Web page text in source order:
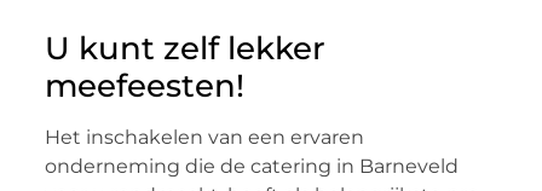
U kunt zelf lekker
meefeesten!
Het inschakelen van een ervaren
onderneming die de catering in Barneveld